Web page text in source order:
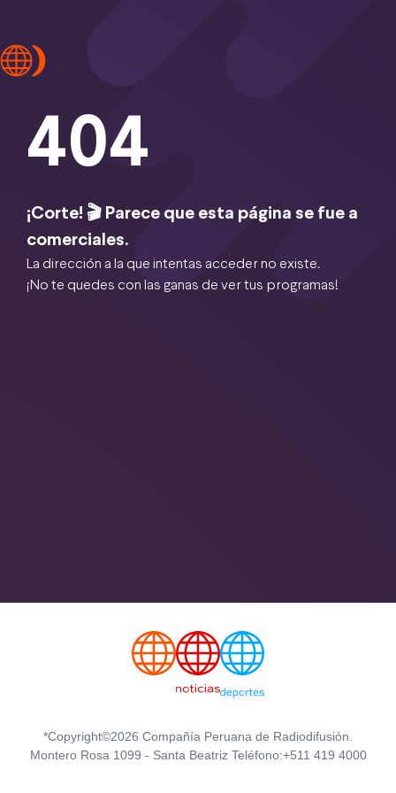
404
¡Corte! 🎬 Parece que esta página se fue a
comerciales.
La dirección a la que intentas acceder no existe.
¡No te quedes con las ganas de ver tus programas!
*Copyright©2026 Compañía Peruana de Radiodifusión.
Montero Rosa 1099 - Santa Beatriz Teléfono:+511 419 4000